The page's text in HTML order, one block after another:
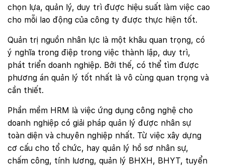
chọn lựa, quản lý, duy trì được hiệu suất làm việc cao
cho mỗi lao động của công ty được thực hiện tốt.
Quản trị nguồn nhân lực là một khâu quan trọng, có
ý nghĩa trong điệp trong việc thành lập, duy trì,
phát triển doanh nghiệp. Bởi thế, có thể tìm được
phương án quản lý tốt nhất là vô cùng quan trọng và
cần thiết.
Phần mềm HRM là việc ứng dụng công nghệ cho
doanh nghiệp có giải pháp quản lý được nhân sự
toàn diện và chuyên nghiệp nhất. Từ việc xây dựng
cơ cấu cho tổ chức, hay quản lý hồ sơ nhân sự,
chấm công, tính lương, quản lý BHXH, BHYT, tuyển